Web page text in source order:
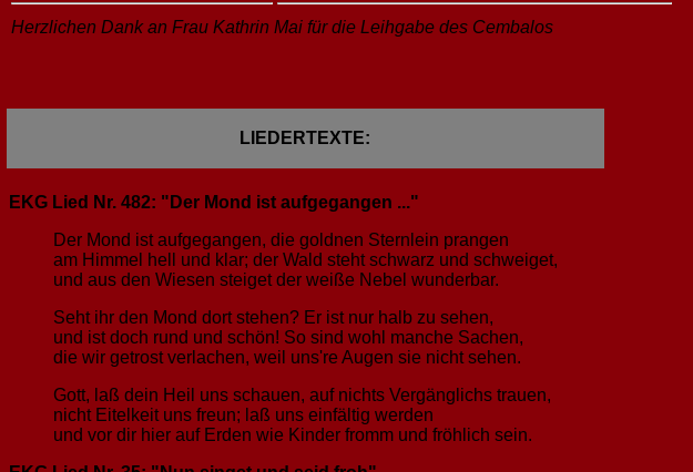
Herzlichen Dank an Frau Kathrin Mai für die Leihgabe des Cembalos
LIEDERTEXTE:
EKG Lied Nr. 482: "Der Mond ist aufgegangen ..."
Der Mond ist aufgegangen, die goldnen Sternlein prangen
am Himmel hell und klar; der Wald steht schwarz und schweiget,
und aus den Wiesen steiget der weiße Nebel wunderbar.
Seht ihr den Mond dort stehen? Er ist nur halb zu sehen,
und ist doch rund und schön! So sind wohl manche Sachen,
die wir getrost verlachen, weil uns're Augen sie nicht sehen.
Gott, laß dein Heil uns schauen, auf nichts Vergänglichs trauen,
nicht Eitelkeit uns freun; laß uns einfältig werden
und vor dir hier auf Erden wie Kinder fromm und fröhlich sein.